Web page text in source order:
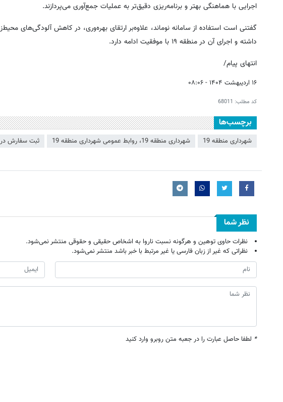
اجرایی با هماهنگی بهتر و برنامه‌ریزی دقیق‌تر به عملیات جمع‌آوری می‌پردازند.
گفتنی است استفاده از سامانه نوماند، علاوه‌بر ارتقای بهره‌وری، در کاهش آلودگی‌های
داشته و اجرای آن در منطقه ۱۹ با موفقیت ادامه دارد.
انتهای پیام/
۱۶ اردیبهشت ۱۴۰۴ - ۰۸:۰۶
کد مطلب: 68011
برچسب‌ها
شهرداری منطقه 19 شهرداری منطقه 19، روابط عمومی شهرداری منطقه 19 ثبت سفارش در
نظر شما
نظرات حاوی توهین و هرگونه نسبت ناروا به اشخاص حقیقی و حقوقی منتشر نمی‌شود.
نظراتی که غیر از زبان فارسی یا غیر مرتبط با خبر باشد منتشر نمی‌شود.
* لطفا حاصل عبارت را در جعبه متن روبرو وارد کنید